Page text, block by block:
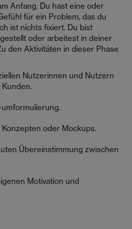
Anfang. Du hast eine oder
für ein Problem, das du
ist nichts fixiert. Du bist
oder arbeitest in deiner
den Aktivitäten in dieser Phase
Nutzerinnen und Nutzern
oder Mockups.
Übereinstimmung zwischen
Motivation und